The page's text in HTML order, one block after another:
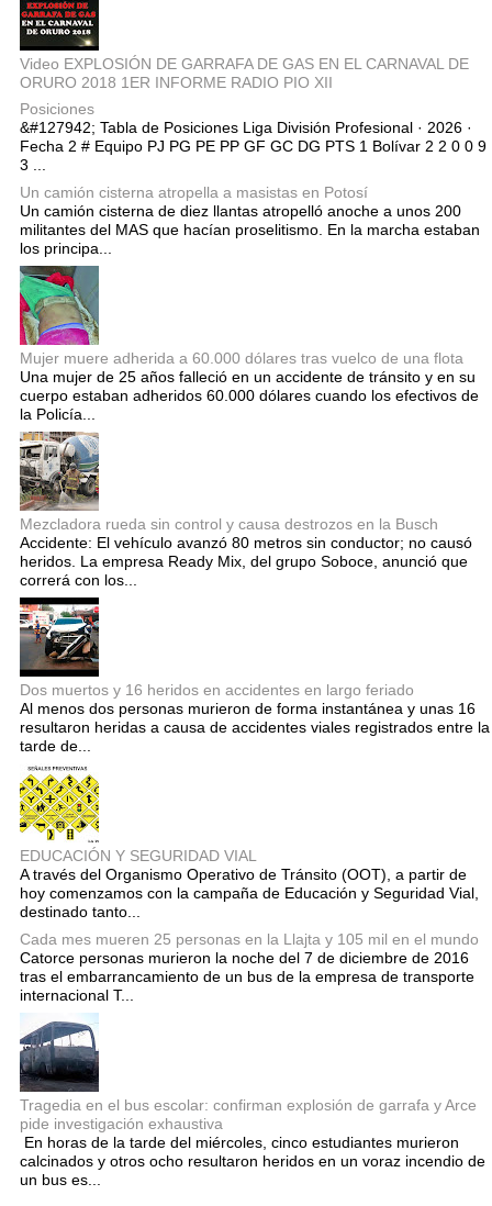
Video EXPLOSIÓN DE GARRAFA DE GAS EN EL CARNAVAL DE
ORURO 2018 1ER INFORME RADIO PIO XII
Posiciones
&#127942; Tabla de Posiciones Liga División Profesional · 2026 ·
Fecha 2 # Equipo PJ PG PE PP GF GC DG PTS 1 Bolívar 2 2 0 0 9
3 ...
Un camión cisterna atropella a masistas en Potosí
Un camión cisterna de diez llantas atropelló anoche a unos 200
militantes del MAS que hacían proselitismo. En la marcha estaban
los principa...
Mujer muere adherida a 60.000 dólares tras vuelco de una flota
Una mujer de 25 años falleció en un accidente de tránsito y en su
cuerpo estaban adheridos 60.000 dólares cuando los efectivos de
la Policía...
Mezcladora rueda sin control y causa destrozos en la Busch
Accidente: El vehículo avanzó 80 metros sin conductor; no causó
heridos. La empresa Ready Mix, del grupo Soboce, anunció que
correrá con los...
Dos muertos y 16 heridos en accidentes en largo feriado
Al menos dos personas murieron de forma instantánea y unas 16
resultaron heridas a causa de accidentes viales registrados entre la
tarde de...
EDUCACIÓN Y SEGURIDAD VIAL
A través del Organismo Operativo de Tránsito (OOT), a partir de
hoy comenzamos con la campaña de Educación y Seguridad Vial,
destinado tanto...
Cada mes mueren 25 personas en la Llajta y 105 mil en el mundo
Catorce personas murieron la noche del 7 de diciembre de 2016
tras el embarrancamiento de un bus de la empresa de transporte
internacional T...
Tragedia en el bus escolar: confirman explosión de garrafa y Arce
pide investigación exhaustiva
En horas de la tarde del miércoles, cinco estudiantes murieron
calcinados y otros ocho resultaron heridos en un voraz incendio de
un bus es...